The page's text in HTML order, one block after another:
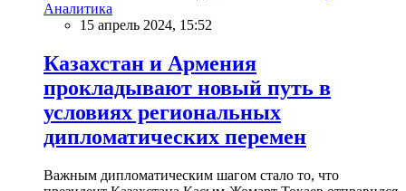
Аналитика
15 апрель 2024, 15:52
Казахстан и Армения
прокладывают новый путь в
условиях региональных
дипломатических перемен
Важным дипломатическим шагом стало то, что